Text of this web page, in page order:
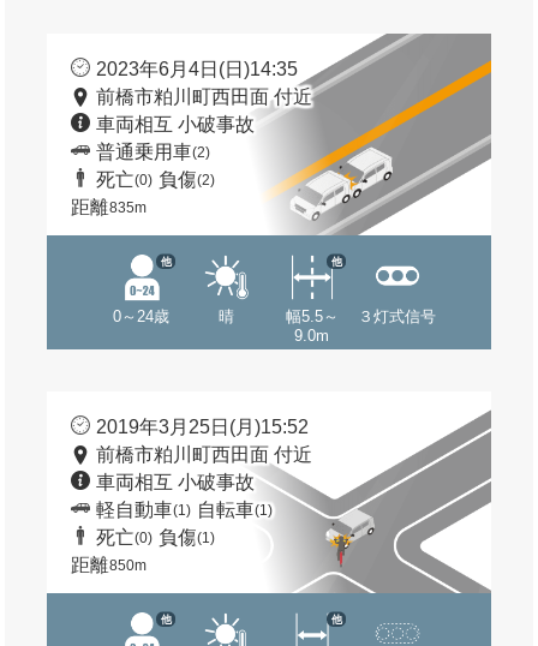
2023年6月4日(日)14:35
前橋市粕川町西田面 付近
車両相互 小破事故
普通乗用車(2)
死亡(0) 負傷(2)
距離835m
0～24歳
他
晴
幅5.5～
9.0m
他
３灯式信号
2019年3月25日(月)15:52
前橋市粕川町西田面 付近
車両相互 小破事故
軽自動車(1) 自転車(1)
死亡(0) 負傷(1)
距離850m
他 他